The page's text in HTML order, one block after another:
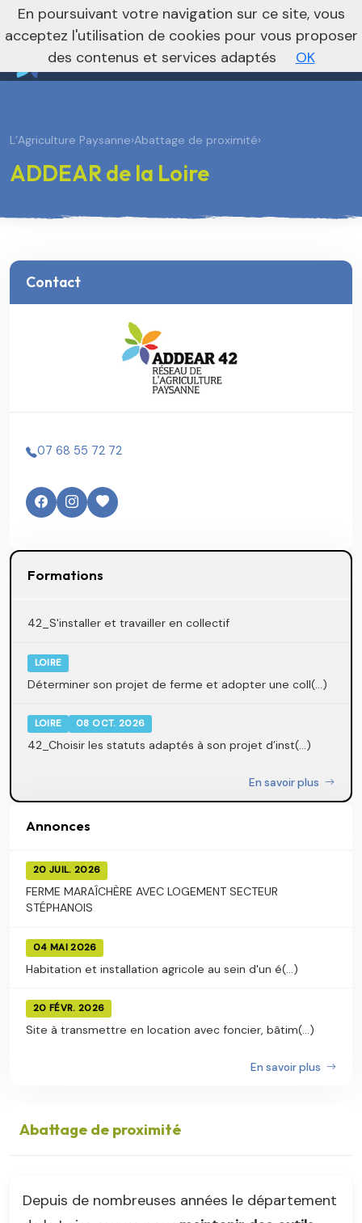
Vers le site national
nivo_2026: 1
L’Agriculture Paysanne›Abattage de proximité›
ADDEAR de la Loire
Contact
07 68 55 72 72
Formations
42_S'installer et travailler en collectif
LOIRE
Déterminer son projet de ferme et adopter une coll(...)
LOIRE 08 OCT. 2026
42_Choisir les statuts adaptés à son projet d’inst(...)
En savoir plus
Annonces
20 JUIL. 2026
FERME MARAÎCHÈRE AVEC LOGEMENT SECTEUR
STÉPHANOIS
04 MAI 2026
Habitation et installation agricole au sein d'un é(...)
20 FÉVR. 2026
Site à transmettre en location avec foncier, bâtim(...)
En savoir plus
Abattage de proximité
Depuis de nombreuses années le département
En poursuivant votre navigation sur ce site, vous
acceptez l'utilisation de cookies pour vous proposer
des contenus et services adaptés
OK